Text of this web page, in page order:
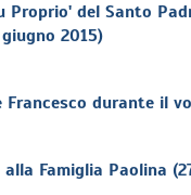
del Santo
2015)
Francesco durante il
Famiglia Paolina